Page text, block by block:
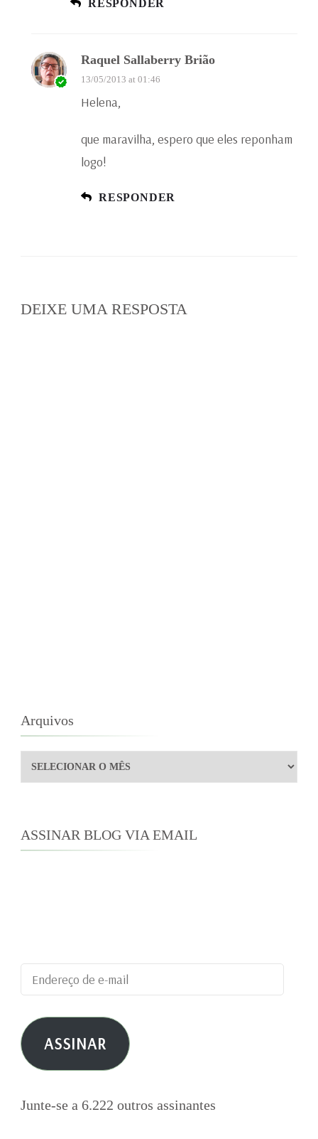
RESPONDER
Raquel Sallaberry Brião
13/05/2013 at 01:46
Helena,
que maravilha, espero que eles reponham
logo!
RESPONDER
DEIXE UMA RESPOSTA
Arquivos
Arquivos
ASSINAR BLOG VIA EMAIL
Endereço
de
e-
mail ASSINAR
Junte-se a 6.222 outros assinantes